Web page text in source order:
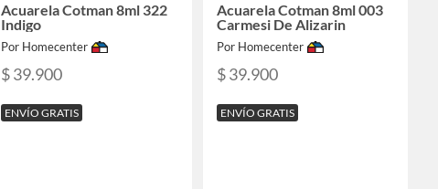
Acuarela Cotman 8ml 322
Indigo
Por Homecenter
$ 39.900
ENVÍO GRATIS
Acuarela Cotman 8ml 003
Carmesi De Alizarin
Por Homecenter
$ 39.900
ENVÍO GRATIS